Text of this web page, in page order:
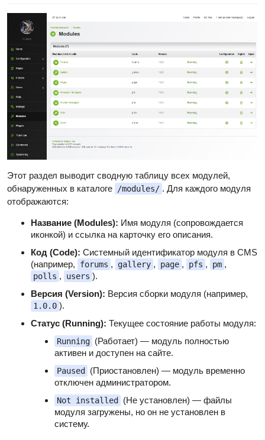
Этот раздел выводит сводную таблицу всех модулей,
обнаруженных в каталоге
/modules/ . Для каждого модуля
отображаются:
Название (Modules): Имя модуля (сопровождается
иконкой) и ссылка на карточку его описания.
Код (Code): Системный идентификатор модуля в CMS
(например,
forums , gallery , page , pfs , pm ,
polls , users ).
Версия (Version): Версия сборки модуля (например,
1.0.0 ).
Статус (Running): Текущее состояние работы модуля:
Running (Работает) — модуль полностью
активен и доступен на сайте.
Paused
(Приостановлен) — модуль временно
отключен администратором.
Not installed
(Не установлен) — файлы
модуля загружены, но он не установлен в
систему.